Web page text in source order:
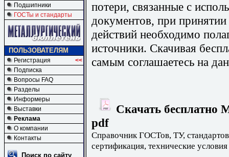
Подшипники
ГОСТы и стандарты
ПОЛЬЗОВАТЕЛЯМ
Регистрация
<<
Подписка
Вопросы FAQ
Разделы
Информеры
Выставки
Реклама
О компании
Контакты
Поиск по сайту
потери, связанные с
документов, при
действий необходимо
источники. Скачивая
самым соглашаетесь на
Скачать бесплатно
pdf
Справочник ГОСТов, ТУ,
сертификация, технические условия